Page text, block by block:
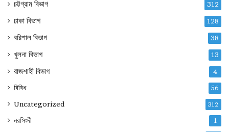
চট্টগ্রাম বিভাগ 312
ঢাকা বিভাগ 128
বরিশাল বিভাগ 38
খুলনা বিভাগ 13
রাজশাহী বিভাগ 4
বিবিধ 56
Uncategorized 312
নরসিংদী 1